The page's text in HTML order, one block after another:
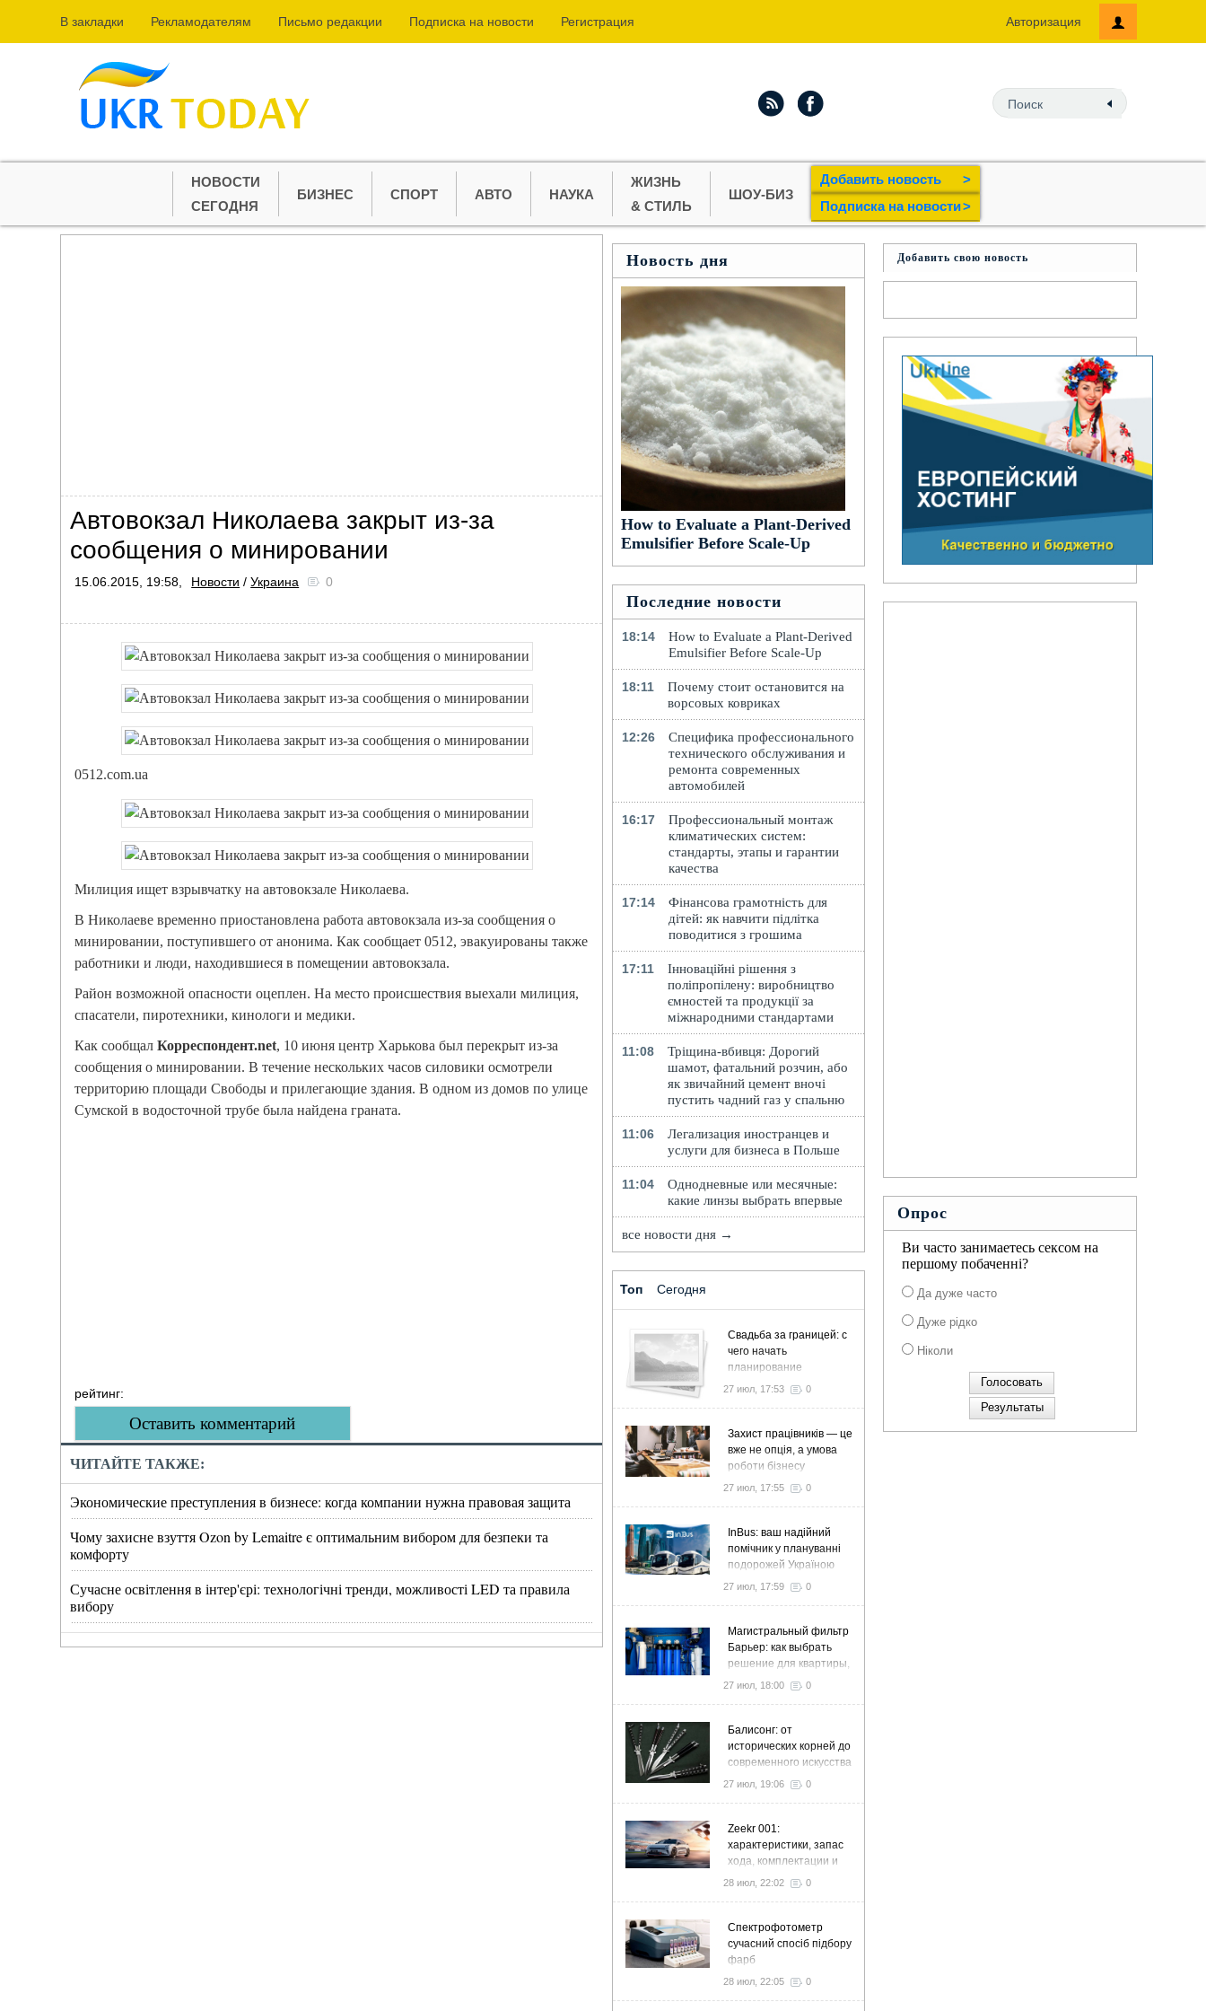
В закладки Рекламодателям Письмо редакции Подпиcка на новости Регистрация Авторизация
НОВОСТИ
СЕГОДНЯ
БИЗНЕС СПОРТ АВТО НАУКА
ЖИЗНЬ
& СТИЛЬ
ШОУ-БИЗ
Добавить новость
>
Подпиcка на новости>
Автовокзал Николаева закрыт из-за
сообщения о минировании
15.06.2015, 19:58, Новости /Украина 0
0512.com.ua
Милиция ищет взрывчатку на автовокзале Николаева.
В Николаеве временно приостановлена работа автовокзала из-за сообщения о
минировании, поступившего от анонима. Как сообщает 0512, эвакуированы также
работники и люди, находившиеся в помещении автовокзала.
Район возможной опасности оцеплен. На место происшествия выехали милиция,
спасатели, пиротехники, кинологи и медики.
Как сообщалКорреспондент.net, 10 июня центр Харькова был перекрыт из-за
сообщения о минировании. В течение нескольких часов силовики осмотрели
территорию площади Свободы и прилегающие здания. В одном из домов по улице
Сумской в водосточной трубе была найдена граната.
рейтинг:
Оставить комментарий
ЧИТАЙТЕ ТАКЖЕ:
Экономические преступления в бизнесе: когда компании нужна правовая защита
Чому захисне взуття Ozon by Lemaitre є оптимальним вибором для безпеки та
комфорту
Сучасне освітлення в інтер'єрі: технологічні тренди, можливості LED та правила
вибору
Новость дня
How to Evaluate a Plant-Derived
Emulsifier Before Scale-Up
Последние новости
18:14
How to Evaluate a Plant-Derived
Emulsifier Before Scale-Up
18:11
Почему стоит остановится на
ворсовых ковриках
12:26
Специфика профессионального
технического обслуживания и
ремонта современных
автомобилей
16:17
Профессиональный монтаж
климатических систем:
стандарты, этапы и гарантии
качества
17:14
Фінансова грамотність для
дітей: як навчити підлітка
поводитися з грошима
17:11
Інноваційні рішення з
поліпропілену: виробництво
ємностей та продукції за
міжнародними стандартами
11:08
Тріщина-вбивця: Дорогий
шамот, фатальний розчин, або
як звичайний цемент вночі
пустить чадний газ у спальню
11:06
Легализация иностранцев и
услуги для бизнеса в Польше
11:04
Однодневные или месячные:
какие линзы выбрать впервые
все новости дня →
Топ Сегодня
Свадьба за границей: с
чего начать
планирование
27 июл, 17:53 0
Захист працівників — це
вже не опція, а умова
роботи бізнесу
27 июл, 17:55 0
InBus: ваш надійний
помічник у плануванні
подорожей Україною
27 июл, 17:59 0
Магистральный фильтр
Барьер: как выбрать
решение для квартиры,
дома и коттеджа
27 июл, 18:00 0
Балисонг: от
исторических корней до
современного искусства
флиппинга
27 июл, 19:06 0
Zeekr 001:
характеристики, запас
хода, комплектации и
особенности
28 июл, 22:02 0
Спектрофотометр
сучасний спосіб підбору
фарб
28 июл, 22:05 0
Добавить свою новость
Опрос
Ви часто занимаетесь сексом на
першому побаченні?
Да дуже часто
Дуже рідко
Ніколи